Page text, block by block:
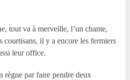
tout va à merveille, l’un chante,
courtisans, il y a encore les fermiers
leur office.
par faire pendre deux